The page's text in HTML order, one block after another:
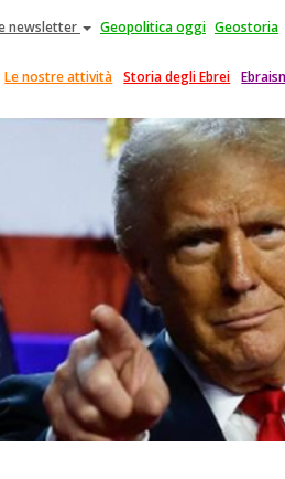
newsletter Geopolitica oggi Geostoria
Le nostre attività Storia degli Ebrei